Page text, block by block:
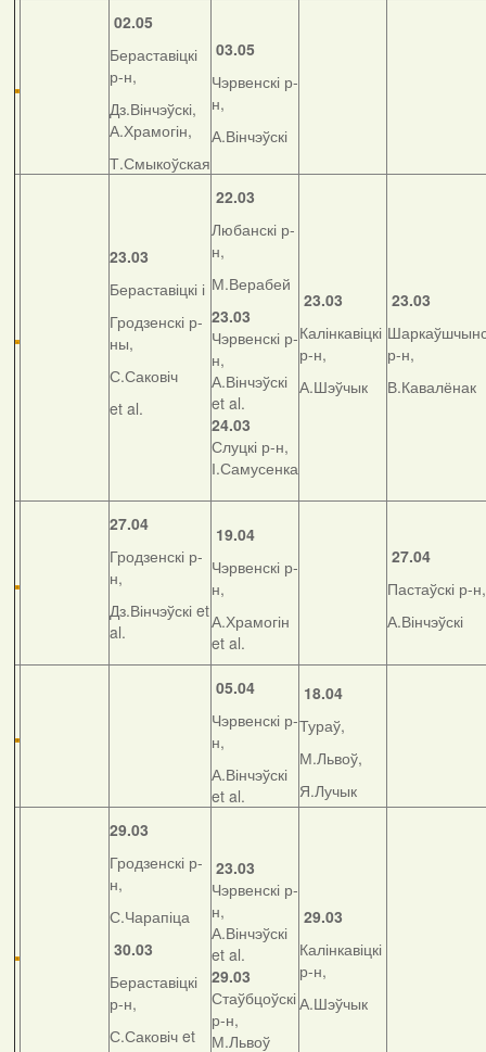
02.05
Бераставіцкі
р-н,
Дз.Вінчэўскі,
А.Храмогін,
Т.Смыкоўская
03.05
Чэрвенскі р-
н,
А.Вінчэўскі
23.03
Бераставіцкі і
Гродзенскі р-
ны,
С.Саковіч
et al.
22.03
Любанскі р-
н,
М.Верабей
23.03
Чэрвенскі р-
н,
А.Вінчэўскі
et al.
24.03
Слуцкі р-н,
І.Самусенка
23.03
Калінкавіцкі
р-н,
А.Шэўчык
23.03
р-н,
В.Кавалёнак
27.04
Гродзенскі р-
н,
Дз.Вінчэўскі et
al.
19.04
Чэрвенскі р-
н,
А.Храмогін
et al.
27.04
Пастаўскі р-н,
А.Вінчэўскі
05.04
Чэрвенскі р-
н,
А.Вінчэўскі
et al.
18.04
Тураў,
М.Львоў,
Я.Лучык
29.03
Гродзенскі р-
н,
С.Чарапіца
30.03
Бераставіцкі
р-н,
С.Саковіч et
23.03
Чэрвенскі р-
н,
А.Вінчэўскі
et al.
29.03
Стаўбцоўскі
р-н,
М.Львоў
29.03
Калінкавіцкі
р-н,
А.Шэўчык